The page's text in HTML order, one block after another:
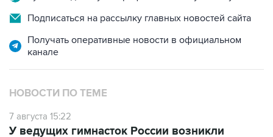
Получать оперативные новости в официальном
канале
НОВОСТИ ПО ТЕМЕ
7 августа 15:22
проблемы с визами в Хорватию на ЧЕ